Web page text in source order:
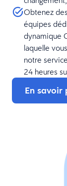
Obtenez
équipes
dynamique
laquelle
notre
24 heures
En savoir